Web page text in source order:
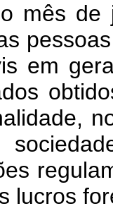
mês
em
lucros